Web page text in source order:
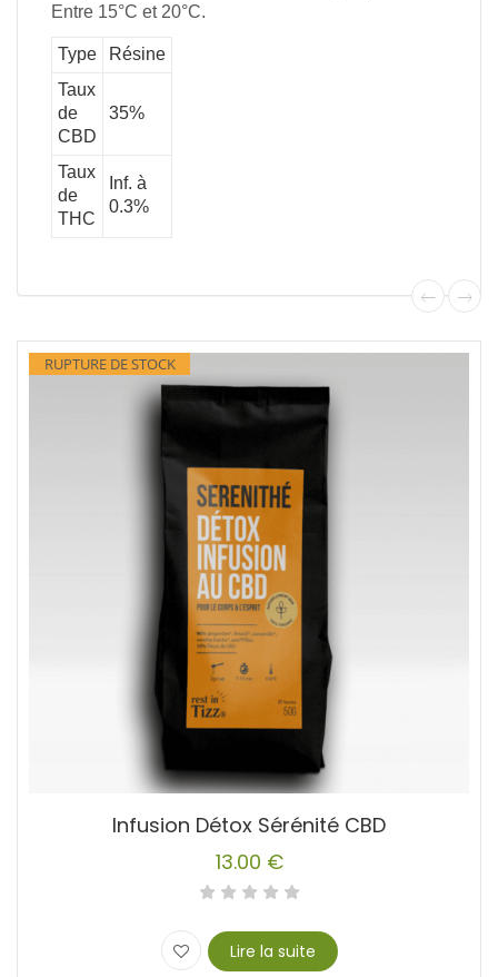
Entre 15°C et 20°C.
Type
Résine
Taux
de
CBD
35%
Taux
de
THC
Inf. à
0.3%
RUPTURE DE STOCK
Infusion Détox Sérénité CBD
13.00 €
Lire la suite